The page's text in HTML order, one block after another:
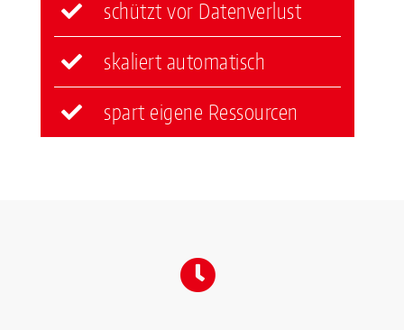
schützt vor Datenverlust
skaliert automatisch
spart eigene Ressourcen